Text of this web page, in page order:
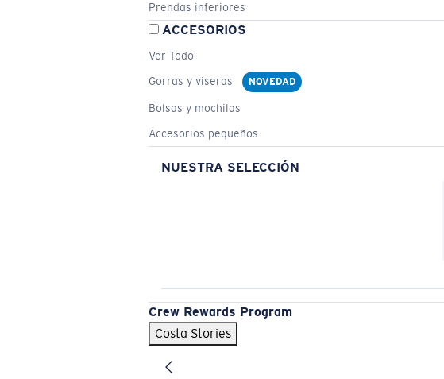
Prendas inferiores
ACCESORIOS
Ver Todo
Gorras y viseras
NOVEDAD
Bolsas y mochilas
Accesorios pequeños
NUESTRA SELECCIÓN
Crew Rewards Program
Costa Stories